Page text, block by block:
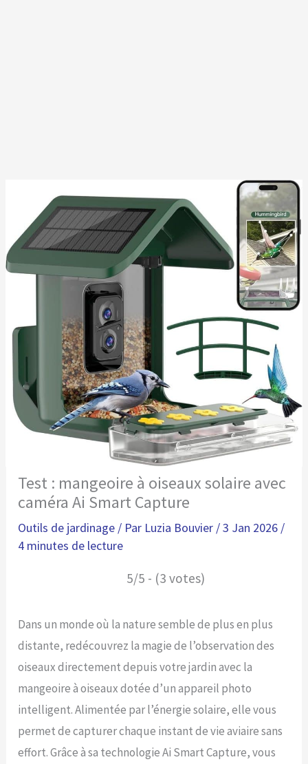
Test : mangeoire à oiseaux solaire avec
caméra Ai Smart Capture
Outils de jardinage / Par Luzia Bouvier /3 Jan 2026 /
4 minutes de lecture
5/5 - (3 votes)
Dans un monde où la nature semble de plus en plus
distante, redécouvrez la magie de l’observation des
oiseaux directement depuis votre jardin avec la
mangeoire à oiseaux dotée d’un appareil photo
intelligent. Alimentée par l’énergie solaire, elle vous
permet de capturer chaque instant de vie aviaire sans
effort. Grâce à sa technologie Ai Smart Capture, vous